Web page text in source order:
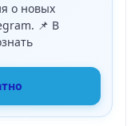
о новых
📌 В